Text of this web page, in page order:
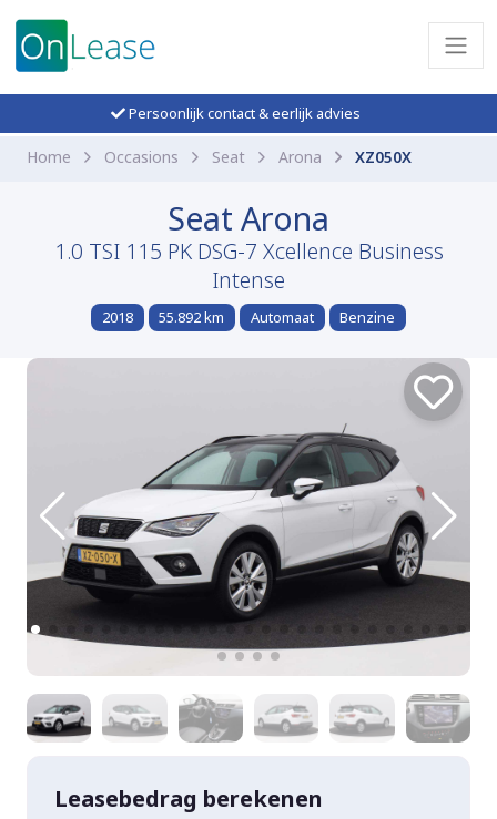
Persoonlijk contact & eerlijk advies
Home Occasions Seat Arona XZ050X
Seat Arona
1.0 TSI 115 PK DSG-7 Xcellence Business
Intense
2018 55.892 km Automaat Benzine
Leasebedrag berekenen